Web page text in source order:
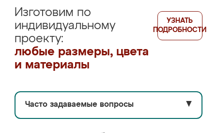
Изготовим по
индивидуальному
проекту:
любые размеры, цвета
и материалы
УЗНАТЬ
ПОДРОБНОСТИ
Часто задаваемые вопросы ▼